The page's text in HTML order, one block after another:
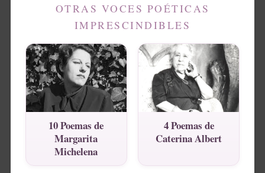
OTRAS VOCES POÉTICAS
IMPRESCINDIBLES
10 Poemas de
Margarita
Michelena
4 Poemas de
Caterina Albert